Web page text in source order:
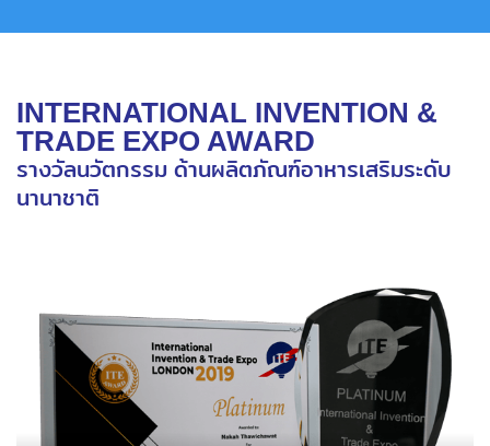
INTERNATIONAL INVENTION &
TRADE EXPO AWARD
รางวัลนวัตกรรม ด้านผลิตภัณฑ์อาหารเสริมระดับ
นานาชาติ